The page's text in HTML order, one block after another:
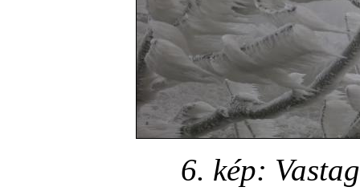
6. kép: